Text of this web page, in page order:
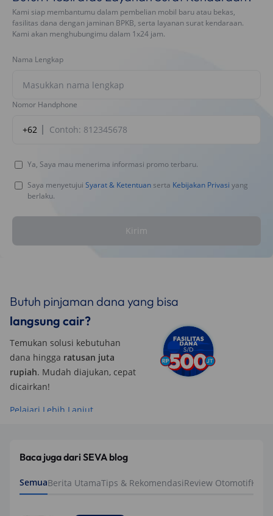
Kami siap membantumu dalam pembelian mobil baru atau bekas,
fasilitas dana dengan jaminan BPKB, serta layanan surat kendaraan.
Kami akan menghubungimu dalam 1x24 jam.
Nama Lengkap
Nomor Handphone
+62
Ya, Saya mau menerima informasi promo terbaru.
Saya menyetujui Syarat & Ketentuan serta Kebijakan Privasi yang
berlaku.
Kirim
Butuh pinjaman dana yang bisa
langsung cair?
Temukan solusi kebutuhan
dana hingga ratusan juta
rupiah. Mudah diajukan, cepat
dicairkan!
Pelajari Lebih Lanjut
Baca juga dari SEVA blog
SemuaBerita UtamaTips & RekomendasiReview Otomotif